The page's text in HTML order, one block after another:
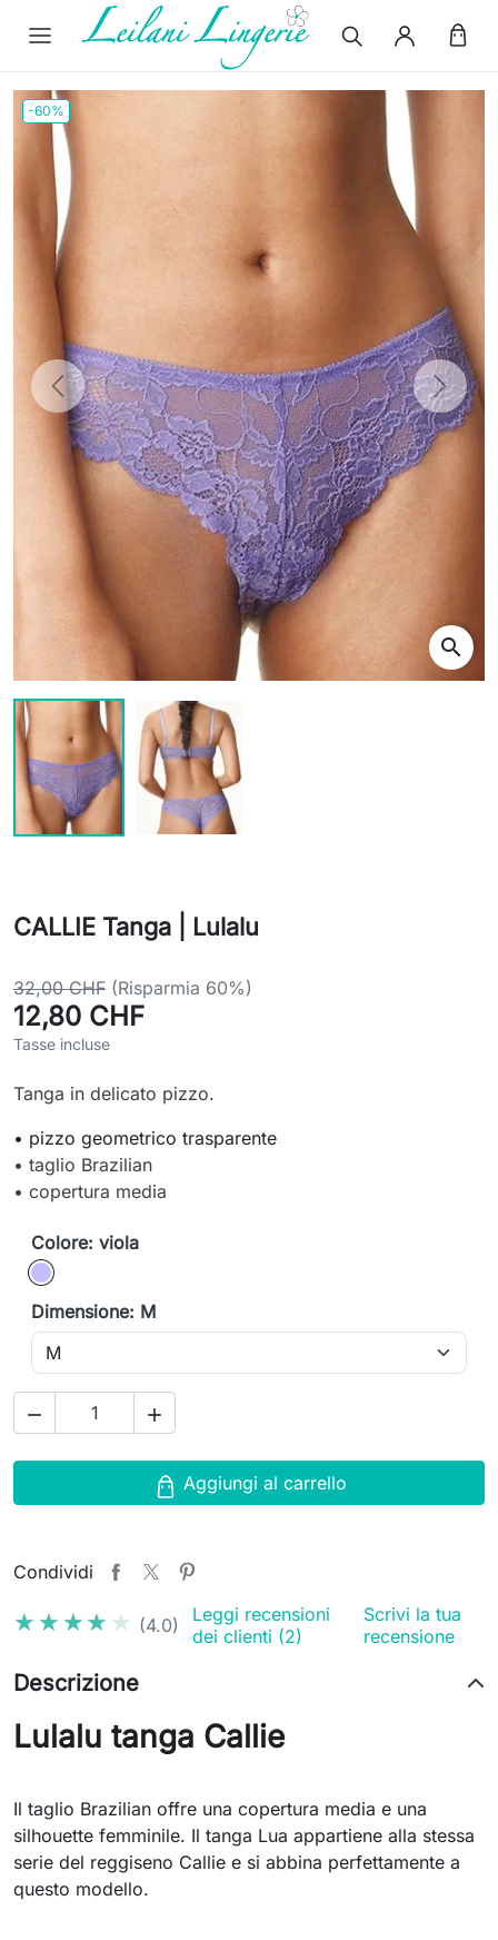
-60%
Previous Next
search
CALLIE Tanga | Lulalu
32,00 CHF (Risparmia 60%)
12,80 CHF
Tasse incluse
Tanga in delicato pizzo.
• pizzo geometrico trasparente
• taglio Brazilian
• copertura media
Colore: viola
viola
Dimensione: M
 
Aggiungi al carrello
Condividi
★★★★★
★★★★★ (4.0)
Leggi recensioni
dei clienti (2)
Scrivi la tua
recensione
Descrizione
Lulalu tanga Callie
Il taglio Brazilian offre una copertura media e una
silhouette femminile. Il tanga Lua appartiene alla stessa
serie del reggiseno Callie e si abbina perfettamente a
questo modello.